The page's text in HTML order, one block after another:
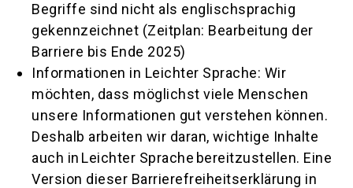
Begriffe sind nicht als englischsprachig
gekennzeichnet (Zeitplan: Bearbeitung der
Barriere bis Ende 2025)
Informationen in Leichter Sprache: Wir
möchten, dass möglichst viele Menschen
unsere Informationen gut verstehen können.
Deshalb arbeiten wir daran, wichtige Inhalte
auch in Leichter Sprache bereitzustellen. Eine
Version dieser Barrierefreiheitserklärung in